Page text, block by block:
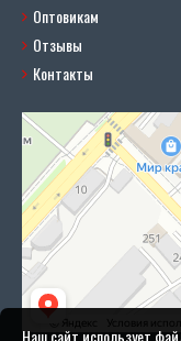
Оптовикам
Отзывы
Контакты
Наш сайт использует